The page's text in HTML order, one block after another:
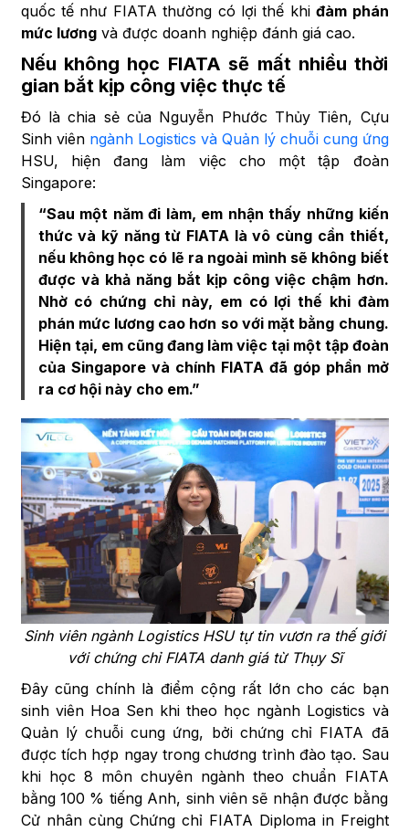
quốc tế như FIATA thường có lợi thế khiđàm phán
mức lươngvà được doanh nghiệp đánh giá cao.
Nếu không học FIATA sẽ mất nhiều thời
gian bắt kịp công việc thực tế
Đó là chia sẻ của Nguyễn Phước Thủy Tiên, Cựu
Sinh viên ngành Logistics và Quản lý chuỗi cung ứng
HSU, hiện đang làm việc cho một tập đoàn
Singapore:
“Sau một năm đi làm, em nhận thấy những kiến
thức và kỹ năng từ FIATA là vô cùng cần thiết,
nếu không học có lẽ ra ngoài mình sẽ không biết
được và khả năng bắt kịp công việc chậm hơn.
Nhờ có chứng chỉ này, em có lợi thế khi đàm
phán mức lương cao hơn so với mặt bằng chung.
Hiện tại, em cũng đang làm việc tại một tập đoàn
của Singapore và chính FIATA đã góp phần mở
ra cơ hội này cho em.”
Sinh viên ngành Logistics HSU tự tin vươn ra thế giới
với chứng chỉ FIATA danh giá từ Thụy Sĩ
Đây cũng chính là điểm cộng rất lớn cho các bạn
sinh viên Hoa Sen khi theo học ngành Logistics và
Quản lý chuỗi cung ứng, bởi chứng chỉ FIATA đã
được tích hợp ngay trong chương trình đào tạo. Sau
khi học 8 môn chuyên ngành theo chuẩn FIATA
bằng 100 % tiếng Anh, sinh viên sẽ nhận được bằng
Cử nhân cùng Chứng chỉ FIATA Diploma in Freight